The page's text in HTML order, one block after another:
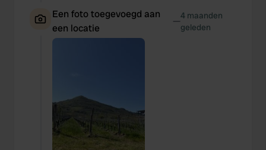
Een foto toegevoegd aan
een locatie
—4 maanden
geleden